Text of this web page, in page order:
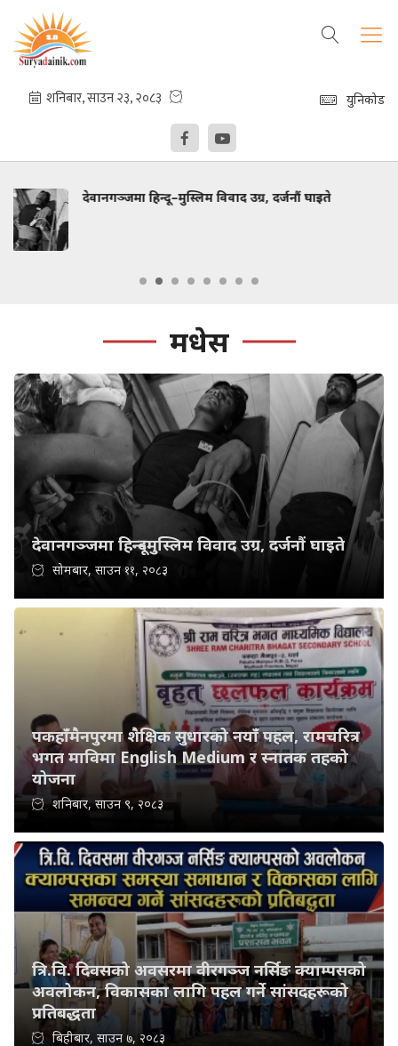
युनिकोड
दर्जनौं घाइते
पकहाँमैनपुरमा शैक्षिक सुधारको
मधेस
देवानगञ्जमा हिन्दू–मुस्लिम विवाद उग्र, दर्जनौं घाइते
सोमबार, साउन ११, २०८३
पकहाँमैनपुरमा शैक्षिक सुधारको नयाँ पहल, रामचरित्र
भगत माविमा English Medium र स्नातक तहको
योजना
शनिबार, साउन ९, २०८३
त्रि.वि. दिवसको अवसरमा वीरगञ्ज नर्सिङ क्याम्पसको
अवलोकन, विकासका लागि पहल गर्ने सांसदहरूको
प्रतिबद्धता
बिहीबार, साउन ७, २०८३